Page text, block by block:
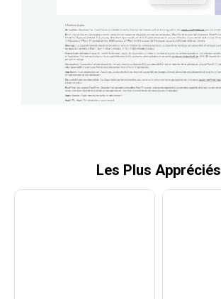
Les Plus Appréciés